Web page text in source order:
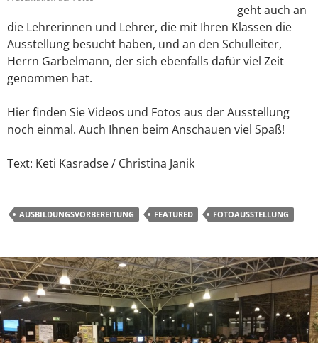
geht auch an
die Lehrerinnen und Lehrer, die mit Ihren Klassen die
Ausstellung besucht haben, und an den Schulleiter,
Herrn Garbelmann, der sich ebenfalls dafür viel Zeit
genommen hat.
Hier finden Sie Videos und Fotos aus der Ausstellung
noch einmal. Auch Ihnen beim Anschauen viel Spaß!
Text: Keti Kasradse / Christina Janik
AUSBILDUNGSVORBEREITUNG FEATURED FOTOAUSSTELLUNG